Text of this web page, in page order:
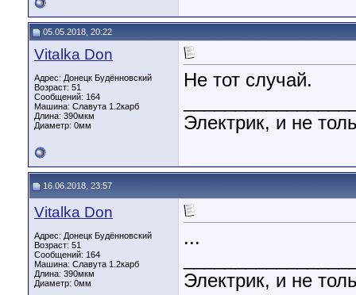
05.05.2018, 20:22
Vitalka Don
Адрес: Донецк Будённовский
Возраст: 51
Сообщений: 164
Машина: Славута 1.2карб
Длина: 390мкм
Диаметр: 0мм
Не тот случай.
Электрик, и не
16.06.2018, 23:57
Vitalka Don
Адрес: Донецк Будённовский
Возраст: 51
Сообщений: 164
Машина: Славута 1.2карб
Длина: 390мкм
Диаметр: 0мм
...
Электрик, и не